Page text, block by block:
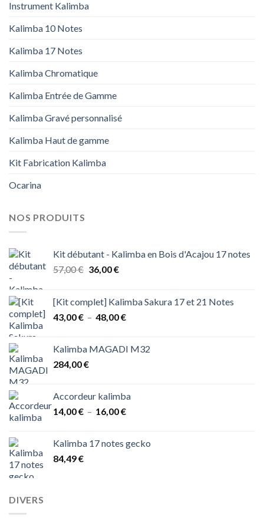
Instrument Kalimba
Kalimba 10 Notes
Kalimba 17 Notes
Kalimba Chromatique
Kalimba Entrée de Gamme
Kalimba Gravé personnalisé
Kalimba Haut de gamme
Kit Fabrication Kalimba
Ocarina
NOS PRODUITS
Kit débutant - Kalimba en Bois d'Acajou 17 notes
57,00€ Le
était :
57,00 €.
36,00€Le
est :
36,00 €.
[Kit complet] Kalimba Sakura 17 et 21 Notes
43,00€ – 48,00€Plage
43,00 €
Kalimba MAGADI M32
284,00€
Accordeur kalimba
14,00€ – 16,00€Plage
14,00 €
Kalimba 17 notes gecko
84,49€
DIVERS